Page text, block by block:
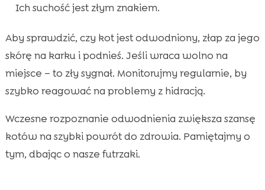
Ich suchość jest złym znakiem.
Aby sprawdzić, czy kot jest odwodniony, złap za jego
skórę na karku i podnieś. Jeśli wraca wolno na
miejsce – to zły sygnał. Monitorujmy regularnie, by
szybko reagować na problemy z hidracją.
Wczesne rozpoznanie odwodnienia zwiększa szansę
kotów na szybki powrót do zdrowia. Pamiętajmy o
tym, dbając o nasze futrzaki.